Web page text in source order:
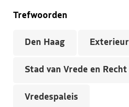
Trefwoorden
Den Haag Exterieur
Stad van Vrede en Recht
Vredespaleis